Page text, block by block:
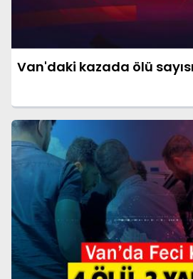
Van'daki kazada ölü